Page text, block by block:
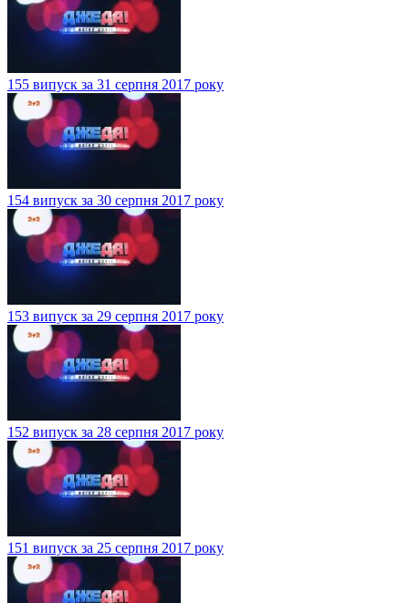
155 випуск за 31 серпня 2017 року
154 випуск за 30 серпня 2017 року
153 випуск за 29 серпня 2017 року
152 випуск за 28 серпня 2017 року
151 випуск за 25 серпня 2017 року